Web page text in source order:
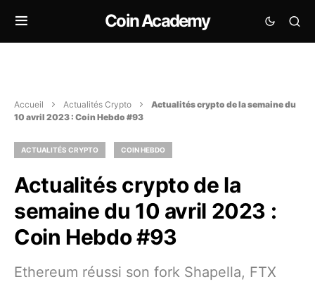
Coin Academy
Accueil Actualités Crypto
Actualités crypto de la semaine du
10 avril 2023 : Coin Hebdo #93
ACTUALITÉS CRYPTO COIN HEBDO
Actualités crypto de la
semaine du 10 avril 2023 :
Coin Hebdo #93
Ethereum réussi son fork Shapella, FTX